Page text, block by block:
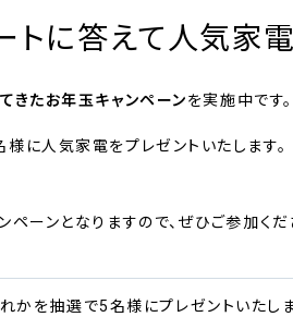
に答えて人気家電
きたお年玉キャンペーンを実施中です。
に人気家電をプレゼントいたします。
ーンとなりますので、ぜひご参加くだ
かを抽選で5名様にプレゼントいたしま